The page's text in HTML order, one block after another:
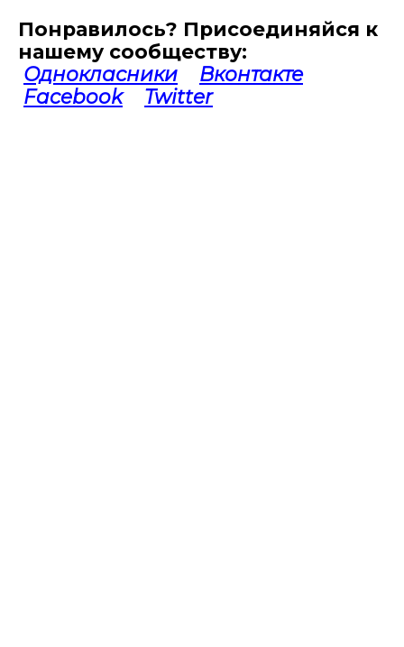
Понравилось? Присоединяйся к
нашему сообществу:
Однокласники
Вконтакте
Facebook
Twitter